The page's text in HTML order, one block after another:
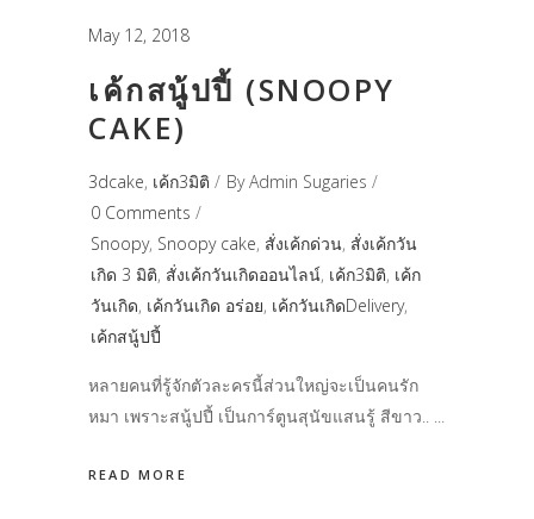
May 12, 2018
เค้กสนู้ปปี้ (SNOOPY
CAKE)
3dcake, เค้ก3มิติ ByAdmin Sugaries
0 Comments
Snoopy, Snoopy cake, สั่งเค้กด่วน, สั่งเค้กวัน
เกิด 3 มิติ, สั่งเค้กวันเกิดออนไลน์, เค้ก3มิติ, เค้ก
วันเกิด, เค้กวันเกิด อร่อย, เค้กวันเกิดDelivery,
เค้กสนู้ปปี้
หลายคนที่รู้จักตัวละครนี้ส่วนใหญ่จะเป็นคนรัก
หมา เพราะสนู้ปปี้ เป็นการ์ตูนสุนัขแสนรู้ สีขาว..
READ MORE